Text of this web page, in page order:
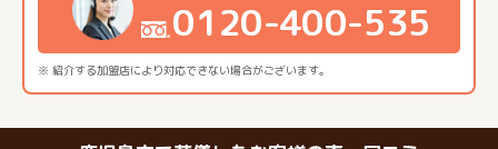
※ 紹介する加盟店により対応できない場合がございます。
0120-400-535